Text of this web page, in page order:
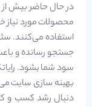
محصولات مورد نیاز
استفاده می‌کنند.
جستجو رسانده و
سود شما بشود.
بهینه سازی سایت
دنبال رشد کسب و